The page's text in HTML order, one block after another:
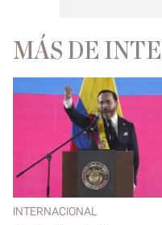
MÁS DE
INTERNACIONAL